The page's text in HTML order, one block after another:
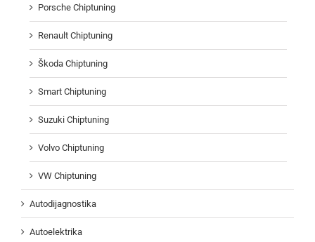
Porsche Chiptuning
Renault Chiptuning
Škoda Chiptuning
Smart Chiptuning
Suzuki Chiptuning
Volvo Chiptuning
VW Chiptuning
Autodijagnostika
Autoelektrika